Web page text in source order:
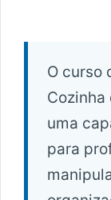
O curso
Cozinha
uma
para